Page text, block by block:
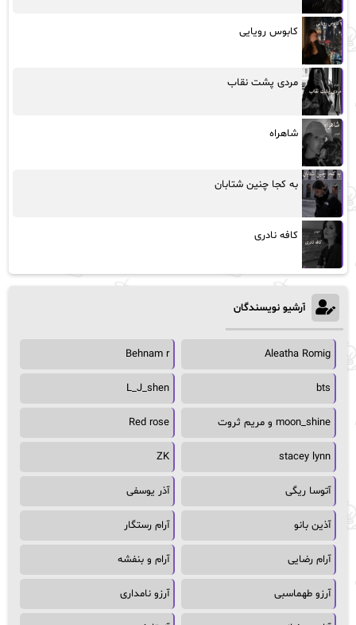
کابوس رویایی
مردی پشت نقاب
شاهراه
به کجا چنین شتابان
کافه نادری
آرشیو نویسندگان
Aleatha Romig
Behnam r
bts
L_J_shen
moon_shine و مریم ثروت Red rose
stacey lynn
ZK
آتوسا ریگی آذر یوسفی
آذین بانو آرام رستگار
آرام رضایی آرام و بنفشه
آرزو طهماسبی آرزو نامداری